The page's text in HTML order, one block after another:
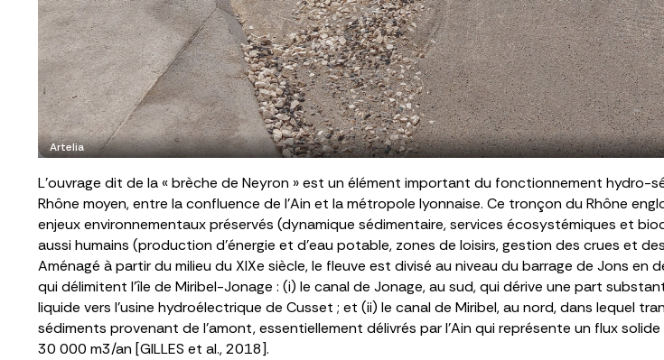
Artelia
L’ouvrage dit de la « brèche de Neyron » est un élément important du fonctionnement hydro-
Rhône moyen, entre la confluence de l’Ain et la métropole lyonnaise. Ce tronçon du Rhône
enjeux environnementaux préservés (dynamique sédimentaire, services écosystémiques et
aussi humains (production d’énergie et d’eau potable, zones de loisirs, gestion des crues et
Aménagé à partir du milieu du XIXe siècle, le fleuve est divisé au niveau du barrage de Jons en
qui délimitent l’île de Miribel-Jonage : (i) le canal de Jonage, au sud, qui dérive une part
liquide vers l’usine hydroélectrique de Cusset ; et (ii) le canal de Miribel, au nord, dans lequel
sédiments provenant de l’amont, essentiellement délivrés par l’Ain qui représente un flux solide
30 000 m3/an [GILLES et al., 2018].